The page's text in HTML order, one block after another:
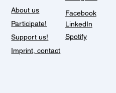
About us
Participate!
Support us!
Imprint, contact
Facebook
LinkedIn
Spotify